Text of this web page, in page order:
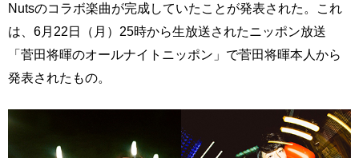
Nutsのコラボ楽曲が完成していたことが発表された。これ
は、6月22日（月）25時から生放送されたニッポン放送
「菅田将暉のオールナイトニッポン」で菅田将暉本人から
発表されたもの。